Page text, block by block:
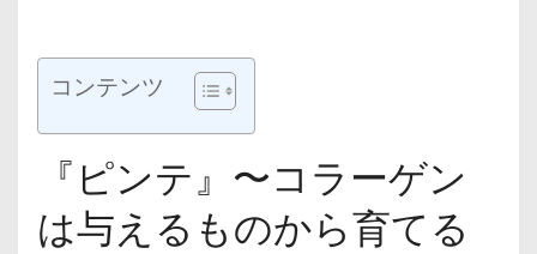
コンテンツ
『ピンテ』〜コラーゲン
は与えるものから育てる